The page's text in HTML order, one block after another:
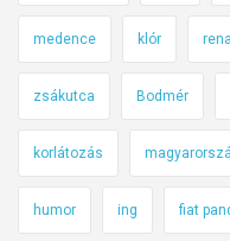
medence klór
zsákutca Bodmér
korlátozás
humor ing fiat